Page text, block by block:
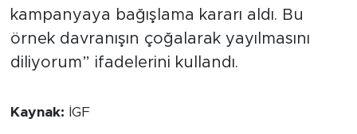
kampanyaya bağışlama kararı aldı. Bu
örnek davranışın çoğalarak yayılmasını
diliyorum” ifadelerini kullandı.
Kaynak: İGF